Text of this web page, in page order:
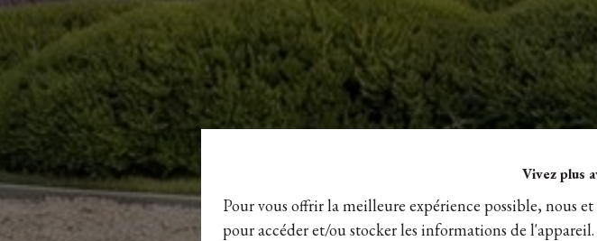
Vivez plus
Pour vous offrir la meilleure expérience possible, nous
pour accéder et/ou stocker les informations de